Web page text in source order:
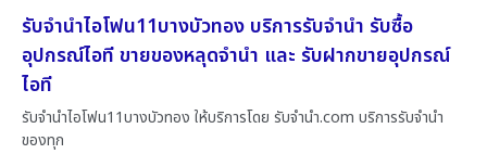
รับจำนำไอโฟน11บางบัวทอง บริการรับจำนำ รับซื้อ
อุปกรณ์ไอที ขายของหลุดจำนำ และ รับฝากขายอุปกรณ์
ไอที
รับจำนำไอโฟน11บางบัวทอง ให้บริการโดย รับจํานํา.com บริการรับจำนำ
ของทุก